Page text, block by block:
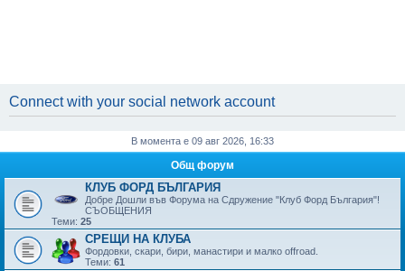
Connect with your social network account
В момента е 09 авг 2026, 16:33
Общ форум
КЛУБ ФОРД БЪЛГАРИЯ
Добре Дошли във Форума на Сдружение "Клуб Форд България"!
СЪОБЩЕНИЯ
Теми: 25
СРЕЩИ НА КЛУБА
Фордовки, скари, бири, манaстири и малко offroad.
Теми: 61